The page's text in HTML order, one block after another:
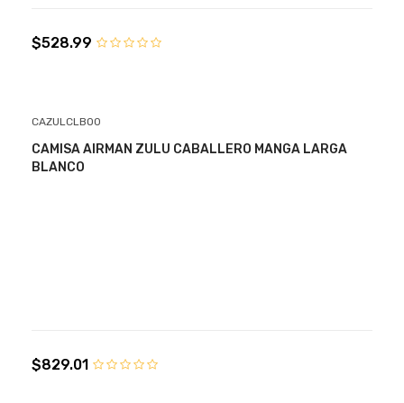
$528.99
CAZULCLBO0
CAMISA AIRMAN ZULU CABALLERO MANGA LARGA
BLANCO
$829.01